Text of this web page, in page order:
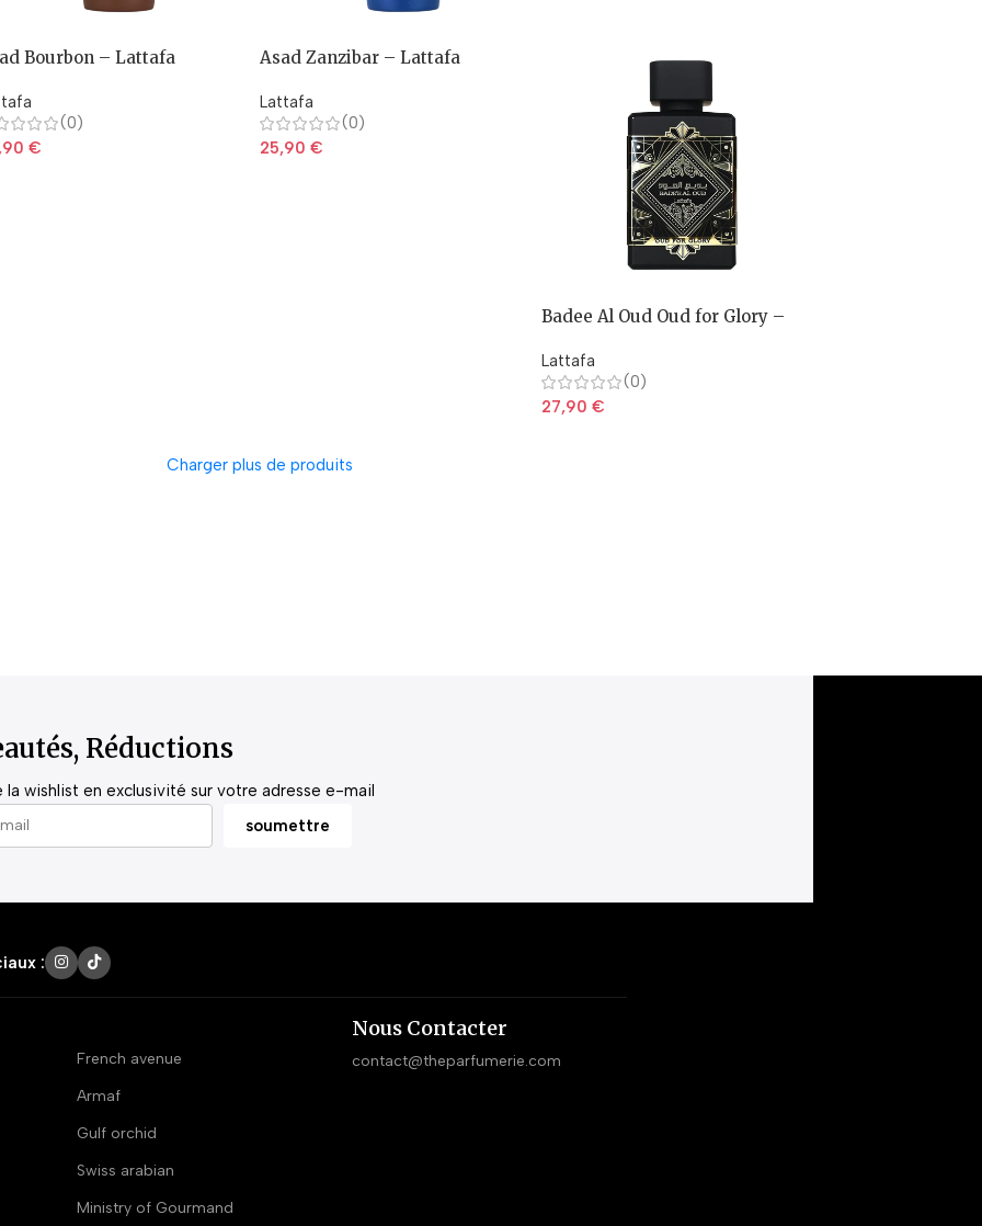
Bourbon – Lattafa
(0)
€
Asad Zanzibar – Lattafa
Lattafa
(0)
25,90€
Badee Al Oud Oud for Glory –
Lattafa
(0)
27,90€
Charger plus de produits
Réductions
wishlist en exclusivité sur votre adresse e-mail
:
French avenue
Armaf
Gulf orchid
Swiss arabian
Ministry of Gourmand
Nous Contacter
contact@theparfumerie.com